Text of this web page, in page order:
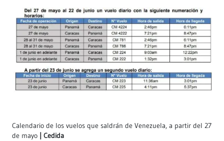
Calendario de los vuelos que saldrán de Venezuela, a partir del 27
de mayo
Cedida